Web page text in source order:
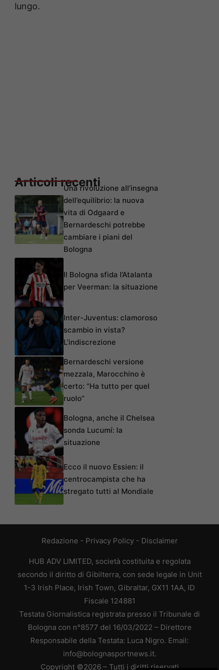
lungo.
Articoli recentiUna rivoluzione all’insegna
dell’equilibrio: la nuova
vita di Odgaard e
Bernardeschi potrebbe
cambiare i piani del
Bologna
Il Bologna sfida l’Atalanta
per Veerman: la situazione
Inter-Juventus: clamoroso
scambio in vista?
L’indiscrezione
Bernardeschi versione
mezzala, Marocchino è
certo: “Ha tutto per quel
ruolo”
Bologna, anche il Chelsea
sonda Lucumí: la
situazione
Ecco il nuovo Essien: il
centrocampista che ha
stregato tutti al Mondiale
Redazione - Privacy Policy- Disclaimer
HUB ADV LIMITED, società costituita e regolata
secondo il diritto di Gibilterra, con sede legale in Unit
1-3 Irish Place, Irish Town, Gibraltar, GX11 1AA, ID
Fiscale 124881
Testata Giornalistica registrata presso il Tribunale di
Bologna con n°8577 del 16/03/2022 – Direttore
Responsabile della Testata: Luca Nigro. Email:
info@bolognasportnews.it.
Copyright ©2026 – Tutti i diritti riservati